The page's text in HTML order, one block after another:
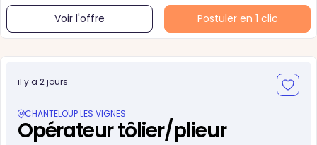
Voir l'offre Postuler en 1 clic
il y a 2 jours
CHANTELOUP LES VIGNES
Opérateur tôlier/plieur